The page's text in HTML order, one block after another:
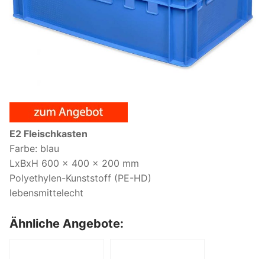
E2 Fleischkasten
Farbe: blau
LxBxH 600 x 400 x 200 mm
Polyethylen-Kunststoff (PE-HD)
lebensmittelecht
Ähnliche Angebote: